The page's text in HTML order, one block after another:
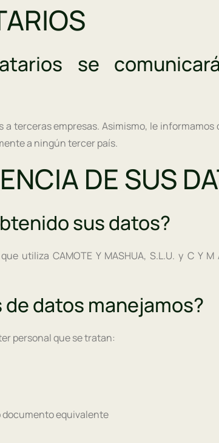
se
terceras empresas. Asimismo, le informamos
a ningún tercer país.
DE SUS
sus datos?
utiliza CAMOTE Y MASHUA, S.L.U. y C Y M
datos manejamos?
personal que se tratan:
documento equivalente